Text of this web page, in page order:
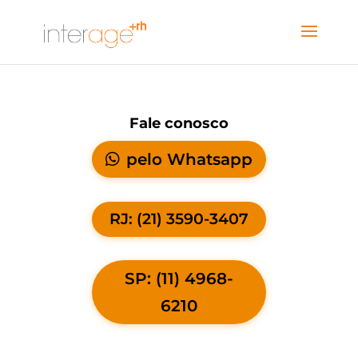
Fale conosco
pelo Whatsapp
RJ: (21) 3590-3407
SP: (11) 4968-
6210